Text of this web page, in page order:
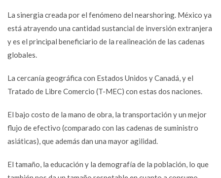
La sinergia creada por el fenómeno del nearshoring. México ya
está atrayendo una cantidad sustancial de inversión extranjera
y es el principal beneficiario de la realineación de las cadenas
globales.
La cercanía geográfica con Estados Unidos y Canadá, y el
Tratado de Libre Comercio (T-MEC) con estas dos naciones.
El bajo costo de la mano de obra, la transportación y un mejor
flujo de efectivo (comparado con las cadenas de suministro
asiáticas), que además dan una mayor agilidad.
El tamaño, la educación y la demografía de la población, lo que